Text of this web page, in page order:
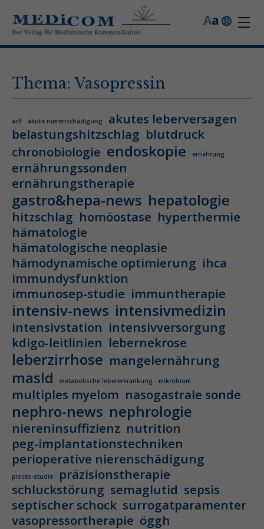
a
A
Thema: Vasopressin
aclf akute nierenschädigung
akutes leberversagen
belastungshitzschlag blutdruck
chronobiologie endoskopie ernährung
ernährungssonden
ernährungstherapie
gastro&hepa-news hepatologie
hitzschlag homöostase hyperthermie
hämatologie
hämatologische neoplasie
hämodynamische optimierung ihca
immundysfunktion
immunosep-studie immuntherapie
intensiv-news intensivmedizin
intensivstation intensivversorgung
kdigo-leitlinien lebernekrose
leberzirrhose mangelernährung
masld metabolische lebererkrankung mikrobiom
multiples myelom nasogastrale sonde
nephro-news nephrologie
niereninsuffizienz nutrition
peg-implantationstechniken
perioperative nierenschädigung
pisces-studie
präzisionstherapie
schluckstörung semaglutid sepsis
septischer schock surrogatparamenter
vasopressortherapie öggh